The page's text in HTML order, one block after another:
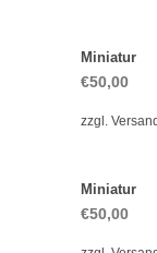
Miniatur
€50,00
zzgl.
Miniatur
€50,00